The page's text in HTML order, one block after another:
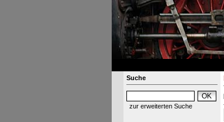
Suche
zur erweiterten Suche